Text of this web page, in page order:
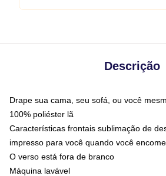
Descrição
Drape sua cama, seu sofá, ou você
100% poliéster lã
Características frontais sublimação de
impresso para você quando você
O verso está fora de branco
Máquina lavável